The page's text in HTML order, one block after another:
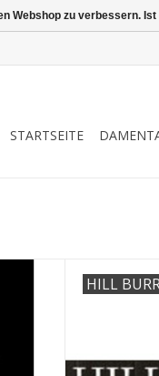
STARTSEITE
HILL
Webshop zu verbessern.